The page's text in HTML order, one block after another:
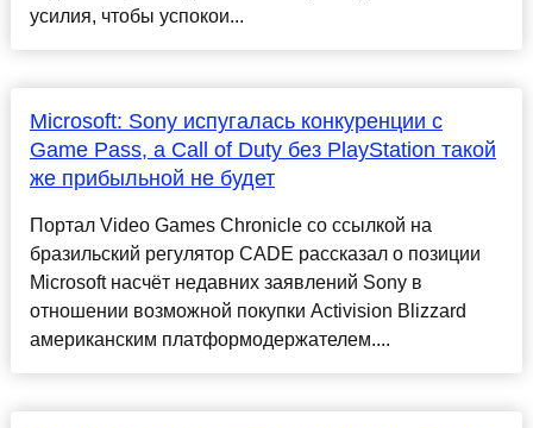
усилия, чтобы успокои...
Microsoft: Sony испугалась конкуренции с
Game Pass, а Call of Duty без PlayStation такой
же прибыльной не будет
Портал Video Games Chronicle со ссылкой на
бразильский регулятор CADE рассказал о позиции
Microsoft насчёт недавних заявлений Sony в
отношении возможной покупки Activision Blizzard
американским платформодержателем....